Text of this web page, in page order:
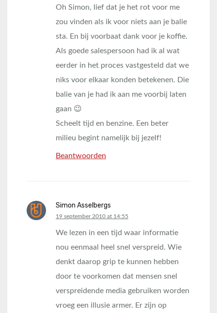
Oh Simon, lief dat je het rot voor me
zou vinden als ik voor niets aan je balie
sta. En bij voorbaat dank voor je koffie.
Als goede salespersoon had ik al wat
eerder in het proces vastgesteld dat we
niks voor elkaar konden betekenen. Die
balie van je had ik aan me voorbij laten
gaan 😉
Scheelt tijd en benzine. Een beter
milieu begint namelijk bij jezelf!
Beantwoorden
Simon Asselbergs
says:
19 september 2010 at 14:55
We lezen in een tijd waar informatie
nou eenmaal heel snel verspreid. Wie
denkt daarop grip te kunnen hebben
door te voorkomen dat mensen snel
verspreidende media gebruiken worden
vroeg een illusie armer. Er zijn op